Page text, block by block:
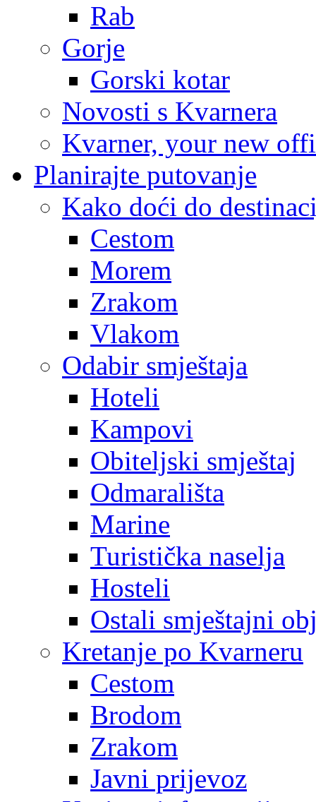
Rab
Gorje
Gorski kotar
Novosti s Kvarnera
Kvarner, your new
Planirajte putovanje
Kako doći do
Cestom
Morem
Zrakom
Vlakom
Odabir smještaja
Hoteli
Kampovi
Obiteljski smještaj
Odmarališta
Marine
Turistička naselja
Hosteli
Ostali smještajni
Kretanje po Kvarneru
Cestom
Brodom
Zrakom
Javni prijevoz